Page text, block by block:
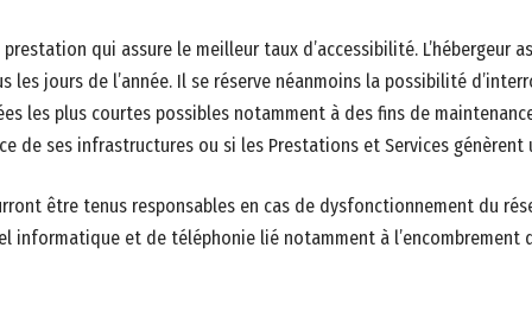
qui assure le meilleur taux d’accessibilité. L’hébergeur
les jours de l’année. Il se réserve néanmoins la possibilité
les plus courtes possibles notamment à des fins de
de ses infrastructures ou si les Prestations et Services génèrent
être tenus responsables en cas de dysfonctionnement du
informatique et de téléphonie lié notamment à l’encombrement